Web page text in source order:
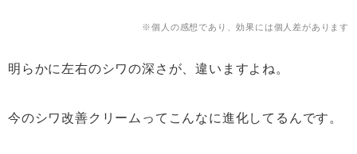
※個人の感想であり、効果には個人差があります
明らかに左右のシワの深さが、違いますよね。
今のシワ改善クリームってこんなに進化してるんです。